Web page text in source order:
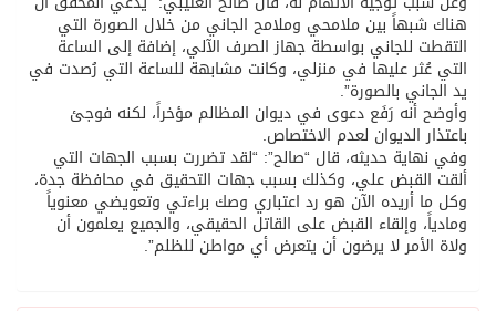
هناك شبهاً بين ملامحي وملامح الجاني من خلال الصورة التي
التقطت للجاني بواسطة جهاز الصرف الآلي، إضافة إلى الساعة
التي عُثر عليها في منزلي، وكانت مشابهة للساعة التي رُصدت في
يد الجاني بالصورة”.
وأوضح أنه رَفَع دعوى في ديوان المظالم مؤخراً، لكنه فوجئ
باعتذار الديوان لعدم الاختصاص.
وفي نهاية حديثه، قال “صالح”: “لقد تضررت بسبب الجهات التي
ألقت القبض علي، وكذلك بسبب جهات التحقيق في محافظة جدة،
وكل ما أريده الآن هو رد اعتباري وصك براءتي وتعويضي معنوياً
ومادياً، وإلقاء القبض على القاتل الحقيقي، والجميع يعلمون أن
ولاة الأمر لا يرضون أن يتعرض أي مواطن للظلم”.